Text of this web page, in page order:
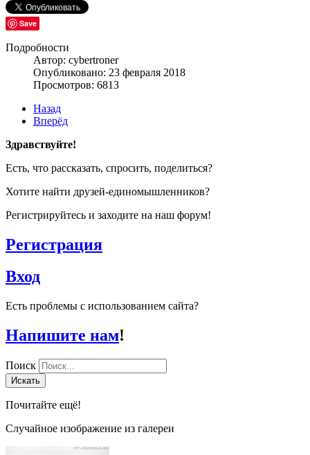
Save
Подробности
Автор: cybertroner
Опубликовано: 23 февраля 2018
Просмотров: 6813
Назад
Вперёд
Здравствуйте!
Есть, что рассказать, спросить, поделиться?
Хотите найти друзей-единомышленников?
Регистрируйтесь и заходите на наш форум!
Регистрация
Вход
Есть проблемы с использованием сайта?
Напишите нам!
Поиск
Искать
Почитайте ещё!
Случайное изображение из галереи